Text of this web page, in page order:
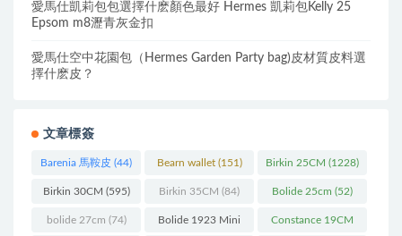
愛馬仕凱莉包包選擇什麽顏色最好 Hermes 凱莉包Kelly 25
Epsom m8瀝青灰金扣
愛馬仕空中花園包（Hermes Garden Party bag)皮材質皮料選
擇什麽皮？
文章標簽
Barenia 馬鞍皮 (44) Bearn wallet(151) Birkin 25CM (1228)
Birkin 30CM (595) Birkin 35CM (84) Bolide 25cm (52)
bolide 27cm (74) Bolide 1923 Mini Constance 19CM